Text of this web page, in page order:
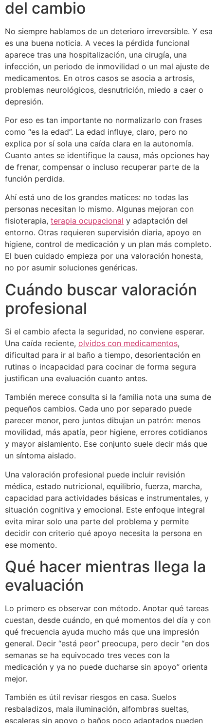
del cambio
No siempre hablamos de un deterioro irreversible. Y esa
es una buena noticia. A veces la pérdida funcional
aparece tras una hospitalización, una cirugía, una
infección, un periodo de inmovilidad o un mal ajuste de
medicamentos. En otros casos se asocia a artrosis,
problemas neurológicos, desnutrición, miedo a caer o
depresión.
Por eso es tan importante no normalizarlo con frases
como “es la edad”. La edad influye, claro, pero no
explica por sí sola una caída clara en la autonomía.
Cuanto antes se identifique la causa, más opciones hay
de frenar, compensar o incluso recuperar parte de la
función perdida.
Ahí está uno de los grandes matices: no todas las
personas necesitan lo mismo. Algunas mejoran con
fisioterapia, terapia ocupacional y adaptación del
entorno. Otras requieren supervisión diaria, apoyo en
higiene, control de medicación y un plan más completo.
El buen cuidado empieza por una valoración honesta,
no por asumir soluciones genéricas.
Cuándo buscar valoración
profesional
Si el cambio afecta la seguridad, no conviene esperar.
Una caída reciente, olvidos con medicamentos,
dificultad para ir al baño a tiempo, desorientación en
rutinas o incapacidad para cocinar de forma segura
justifican una evaluación cuanto antes.
También merece consulta si la familia nota una suma de
pequeños cambios. Cada uno por separado puede
parecer menor, pero juntos dibujan un patrón: menos
movilidad, más apatía, peor higiene, errores cotidianos
y mayor aislamiento. Ese conjunto suele decir más que
un síntoma aislado.
Una valoración profesional puede incluir revisión
médica, estado nutricional, equilibrio, fuerza, marcha,
capacidad para actividades básicas e instrumentales, y
situación cognitiva y emocional. Este enfoque integral
evita mirar solo una parte del problema y permite
decidir con criterio qué apoyo necesita la persona en
ese momento.
Qué hacer mientras llega la
evaluación
Lo primero es observar con método. Anotar qué tareas
cuestan, desde cuándo, en qué momentos del día y con
qué frecuencia ayuda mucho más que una impresión
general. Decir “está peor” preocupa, pero decir “en dos
semanas se ha equivocado tres veces con la
medicación y ya no puede ducharse sin apoyo” orienta
mejor.
También es útil revisar riesgos en casa. Suelos
resbaladizos, mala iluminación, alfombras sueltas,
escaleras sin apoyo o baños poco adaptados pueden